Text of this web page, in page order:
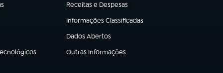
Receitas e Despesas
(abre em nova aba)
Informações Classificadas
(abre em nova aba)
Dados Abertos
(abre em nova aba)
Outras Informações
(abre em nova aba)